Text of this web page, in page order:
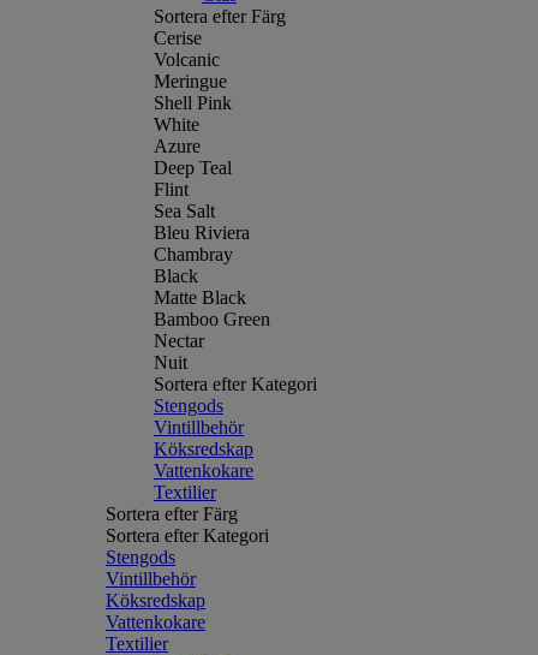
Sortera efter Färg
Cerise
Volcanic
Meringue
Shell Pink
White
Azure
Deep Teal
Flint
Sea Salt
Bleu Riviera
Chambray
Black
Matte Black
Bamboo Green
Nectar
Nuit
Sortera efter Kategori
Stengods
Vintillbehör
Köksredskap
Vattenkokare
Textilier
Sortera efter Färg
Sortera efter Kategori
Stengods
Vintillbehör
Köksredskap
Vattenkokare
Textilier